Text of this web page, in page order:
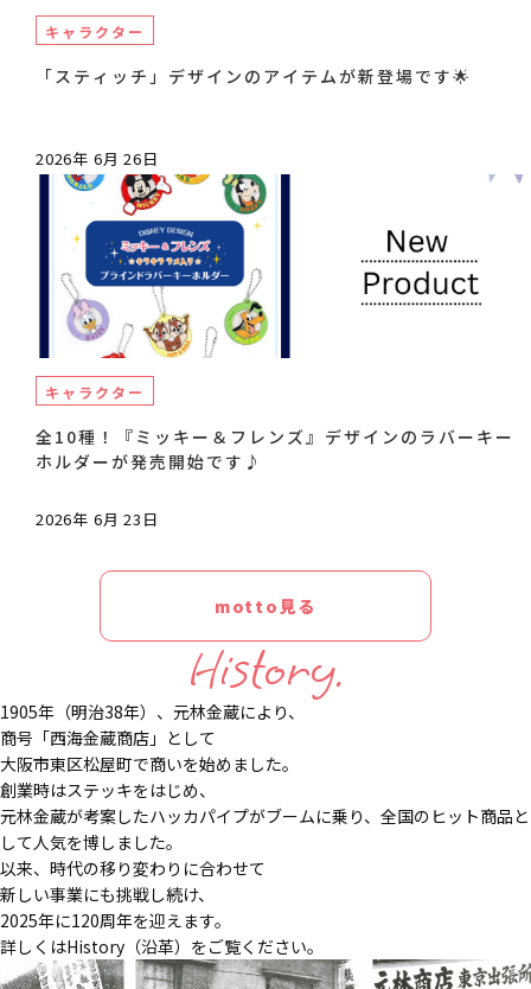
キャラクター
「スティッチ」デザインのアイテムが新登場です🌟
2026年 6月 26日
キャラクター
全10種！『ミッキー＆フレンズ』デザインのラバーキー
ホルダーが発売開始です♪
2026年 6月 23日
motto見る
History.
1905年（明治38年）、元林金蔵により、
商号「西海金蔵商店」として
大阪市東区松屋町で商いを始めました。
創業時はステッキをはじめ、
元林金蔵が考案したハッカパイプがブームに乗り、全国のヒット商品と
して人気を博しました。
以来、時代の移り変わりに合わせて
新しい事業にも挑戦し続け、
2025年に120周年を迎えます。
詳しくはHistory（沿革）をご覧ください。